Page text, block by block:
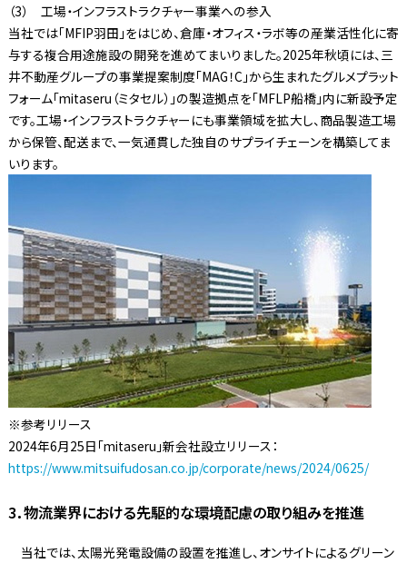
（3） 工場・インフラストラクチャー事業への参入
当社では「MFIP羽田」をはじめ、倉庫・オフィス・ラボ等の産業活性化に寄
与する複合用途施設の開発を進めてまいりました。2025年秋頃には、三
井不動産グループの事業提案制度「MAG！C」から生まれたグルメプラット
フォーム「mitaseru（ミタセル）」の製造拠点を「MFLP船橋」内に新設予定
です。工場・インフラストラクチャーにも事業領域を拡大し、商品製造工場
から保管、配送まで、一気通貫した独自のサプライチェーンを構築してま
いります。
※参考リリース
2024年6月25日「mitaseru」新会社設立リリース：
https://www.mitsuifudosan.co.jp/corporate/news/2024/0625/
3．物流業界における先駆的な環境配慮の取り組みを推進
当社では、太陽光発電設備の設置を推進し、オンサイトによるグリーン